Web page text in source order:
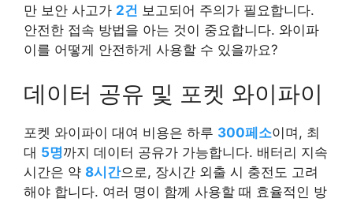
만 보안 사고가 2건 보고되어 주의가 필요합니다.
안전한 접속 방법을 아는 것이 중요합니다. 와이파
이를 어떻게 안전하게 사용할 수 있을까요?
데이터 공유 및 포켓 와이파이
포켓 와이파이 대여 비용은 하루 300페소이며, 최
대 5명까지 데이터 공유가 가능합니다. 배터리 지속
시간은 약 8시간으로, 장시간 외출 시 충전도 고려
해야 합니다. 여러 명이 함께 사용할 때 효율적인 방